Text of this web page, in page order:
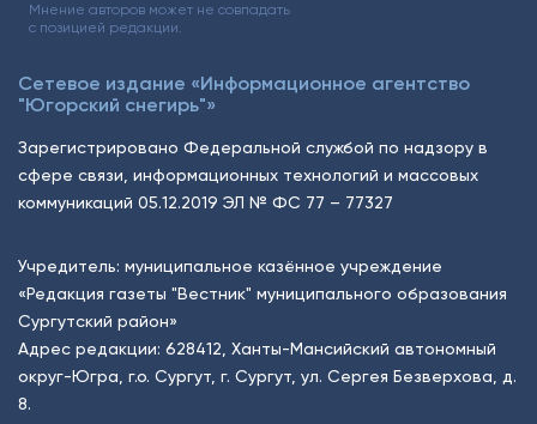
Мнение авторов может не совпадать
с позицией редакции.
Сетевое издание «Информационное агентство
"Югорский снегирь"»
Зарегистрировано Федеральной службой по надзору в
сфере связи, информационных технологий и массовых
коммуникаций 05.12.2019 ЭЛ № ФС 77 – 77327
Учредитель: муниципальное казённое учреждение
«Редакция газеты "Вестник" муниципального образования
Сургутский район»
Адрес редакции: 628412, Ханты-Мансийский автономный
округ-Югра, г.о. Сургут, г. Сургут, ул. Сергея Безверхова, д.
8.